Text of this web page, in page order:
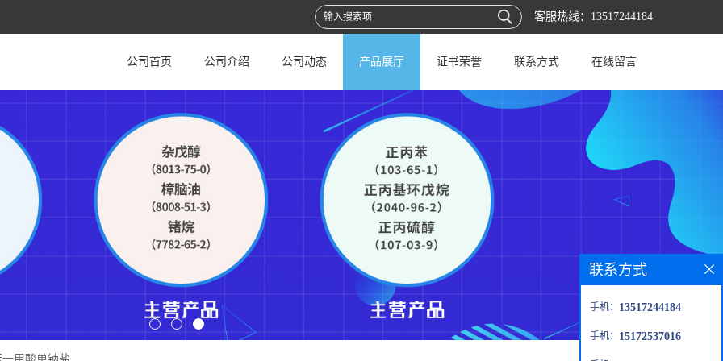
客服热线： 13517244184
公司首页 公司介绍 公司动态 产品展厅 证书荣誉 联系方式 在线留言
联系方式
手机： 13517244184
手机： 15172537016